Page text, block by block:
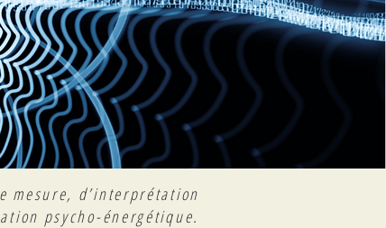
mesure, d’interprétation
psycho-énergétique.